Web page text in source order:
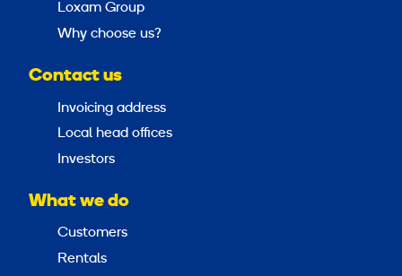
Loxam Group
Why choose us?
Contact us
Invoicing address
Local head offices
Investors
What we do
Customers
Rentals